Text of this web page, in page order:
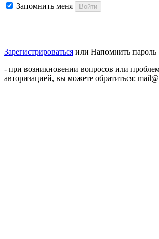
Запомнить меня Войти
Зарегистрироваться или Напомнить пароль
- при возникновении вопросов или
авторизацией, вы можете обратиться: